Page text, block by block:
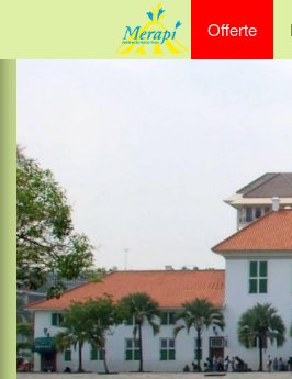
Offerte